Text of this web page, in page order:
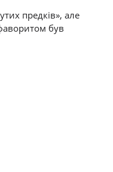
предків», але
був